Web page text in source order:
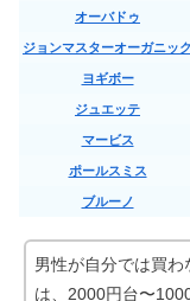
オーバドゥ
ジョンマスターオーガニック
ヨギボー
ジュエッテ
マービス
ポールスミス
ブルーノ
男性が自分では買
は、2000円台〜